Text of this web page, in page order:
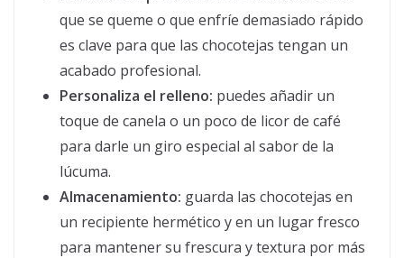
que se queme o que enfríe demasiado rápido
es clave para que las chocotejas tengan un
acabado profesional.
Personaliza el relleno: puedes añadir un
toque de canela o un poco de licor de café
para darle un giro especial al sabor de la
lúcuma.
Almacenamiento: guarda las chocotejas en
un recipiente hermético y en un lugar fresco
para mantener su frescura y textura por más